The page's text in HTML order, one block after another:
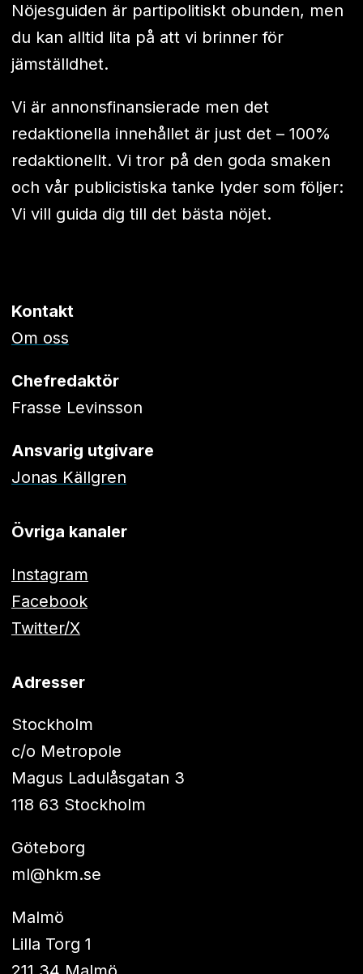
Nöjesguiden är partipolitiskt obunden, men
du kan alltid lita på att vi brinner för
jämställdhet.
Vi är annonsfinansierade men det
redaktionella innehållet är just det – 100%
redaktionellt. Vi tror på den goda smaken
och vår publicistiska tanke lyder som följer:
Vi vill guida dig till det bästa nöjet.
Kontakt
Om oss
Chefredaktör
Frasse Levinsson
Ansvarig utgivare
Jonas Källgren
Övriga kanaler
Instagram
Facebook
Twitter/X
Adresser
Stockholm
c/o Metropole
Magus Ladulåsgatan 3
118 63 Stockholm
Göteborg
ml@hkm.se
Malmö
Lilla Torg 1